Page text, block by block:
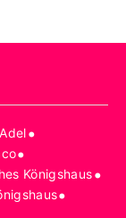
•
•
Königshaus•
•